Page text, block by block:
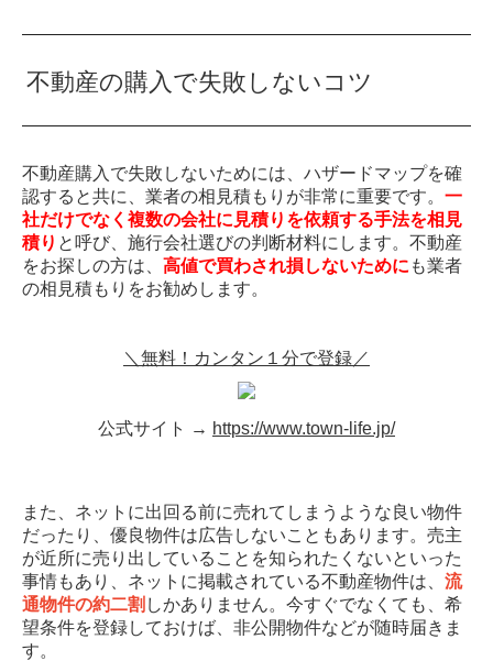
不動産の購入で失敗しないコツ
不動産購入で失敗しないためには、ハザードマップを確
認すると共に、業者の相見積もりが非常に重要です。 一
社だけでなく複数の会社に見積りを依頼する手法を相見
積り と呼び、施行会社選びの判断材料にします。不動産
をお探しの方は、 高値で買わされ損しないために も業者
の相見積もりをお勧めします。
＼無料！カンタン１分で登録／
公式サイト → https://www.town-life.jp/
また、ネットに出回る前に売れてしまうような良い物件
だったり、優良物件は広告しないこともあります。売主
が近所に売り出していることを知られたくないといった
事情もあり、ネットに掲載されている不動産物件は、 流
通物件の約二割 しかありません。今すぐでなくても、希
望条件を登録しておけば、非公開物件などが随時届きま
す。